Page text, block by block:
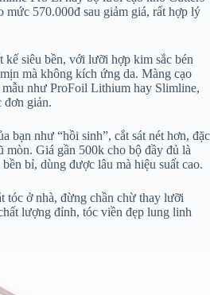
570.000đ sau giảm giá, rất hợp lý
siêu bền, với lưỡi hợp kim sắc bén
mà không kích ứng da. Màng cạo
như ProFoil Lithium hay Slimline,
đơn giản.
bạn như “hồi sinh”, cắt sát nét hơn, đặc
Giá gần 500k cho bộ đầy đủ là
bỉ, dùng được lâu mà hiệu suất cao.
tóc ở nhà, đừng chần chừ thay lưỡi
lượng đỉnh, tóc viền đẹp lung linh